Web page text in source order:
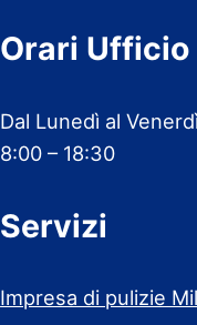
Orari Ufficio
Dal Lunedì al Venerdì
8:00 – 18:30
Servizi
Impresa di pulizie